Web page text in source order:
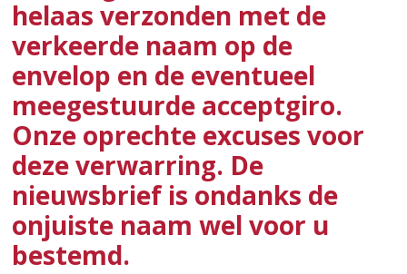
helaas verzonden met de
verkeerde naam op de
envelop en de eventueel
meegestuurde acceptgiro.
Onze oprechte excuses voor
deze verwarring. De
nieuwsbrief is ondanks de
onjuiste naam wel voor u
bestemd.